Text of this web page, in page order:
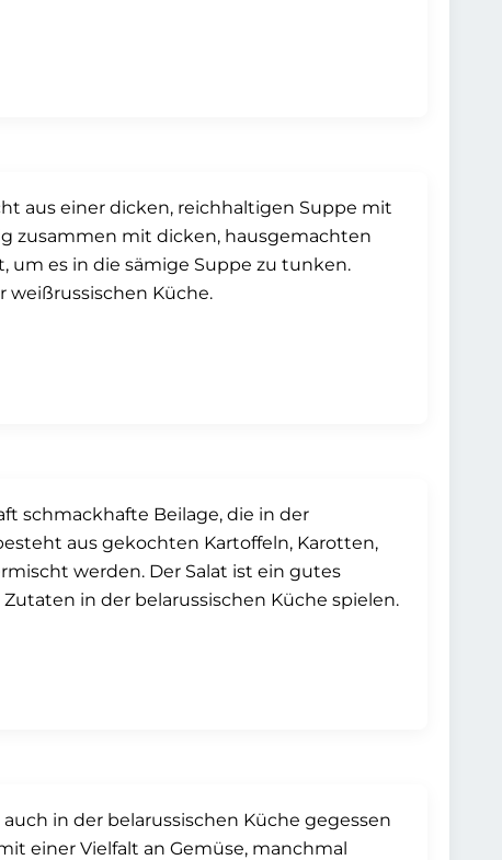
aus einer dicken, reichhaltigen Suppe mit
zusammen mit dicken, hausgemachten
um es in die sämige Suppe zu tunken.
weißrussischen Küche.
schmackhafte Beilage, die in der
aus gekochten Kartoffeln, Karotten,
werden. Der Salat ist ein gutes
in der belarussischen Küche spielen.
in der belarussischen Küche gegessen
einer Vielfalt an Gemüse, manchmal